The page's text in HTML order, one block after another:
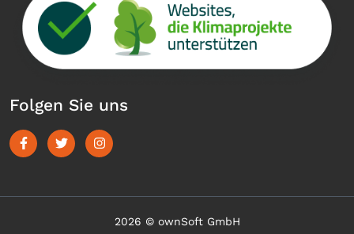
Folgen Sie uns
2026 © ownSoft GmbH